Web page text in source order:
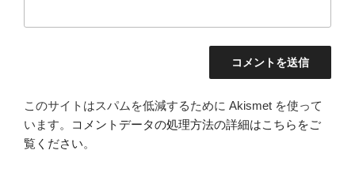
このサイトはスパムを低減するために Akismet を使って
います。
コメントデータの処理方法の詳細はこちらをご
覧ください。